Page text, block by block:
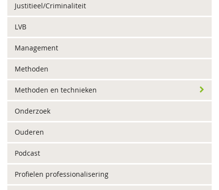
Justitieel/Criminaliteit
LVB
Management
Methoden
Methoden en technieken
Onderzoek
Ouderen
Podcast
Profielen professionalisering